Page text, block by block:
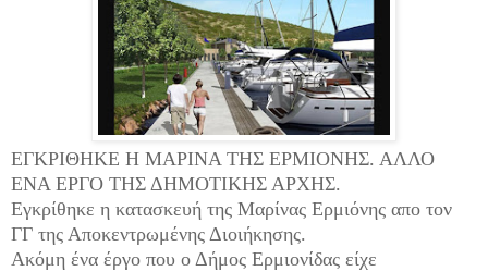
ΕΓΚΡΙΘΗΚΕ Η ΜΑΡΙΝΑ ΤΗΣ ΕΡΜΙΟΝΗΣ. ΑΛΛΟ
ΕΝΑ ΕΡΓΟ ΤΗΣ ΔΗΜΟΤΙΚΗΣ ΑΡΧΗΣ.
Εγκρίθηκε η κατασκευή της Μαρίνας Ερμιόνης απο τον
ΓΓ της Αποκεντρωμένης Διοιήκησης.
Ακόμη ένα έργο που ο Δήμος Ερμιονίδας είχε